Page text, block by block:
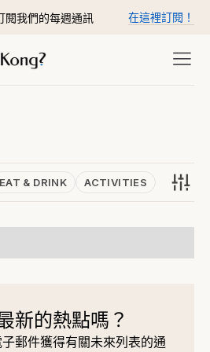
閱我們的每週通訊 在這裡訂閱！
EAT & DRINK ACTIVITIES
新的熱點嗎？
郵件獲得有關未來列表的通